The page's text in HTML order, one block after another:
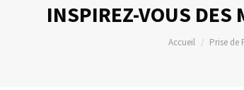
INSPIREZ-VOUS DES
Vous êtes ici :
Accueil Prise de